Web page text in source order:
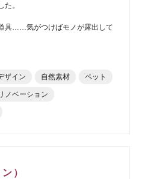
。
具……気がつけばモノが露出して
ザイン 自然素材 ペット
ノベーション
）